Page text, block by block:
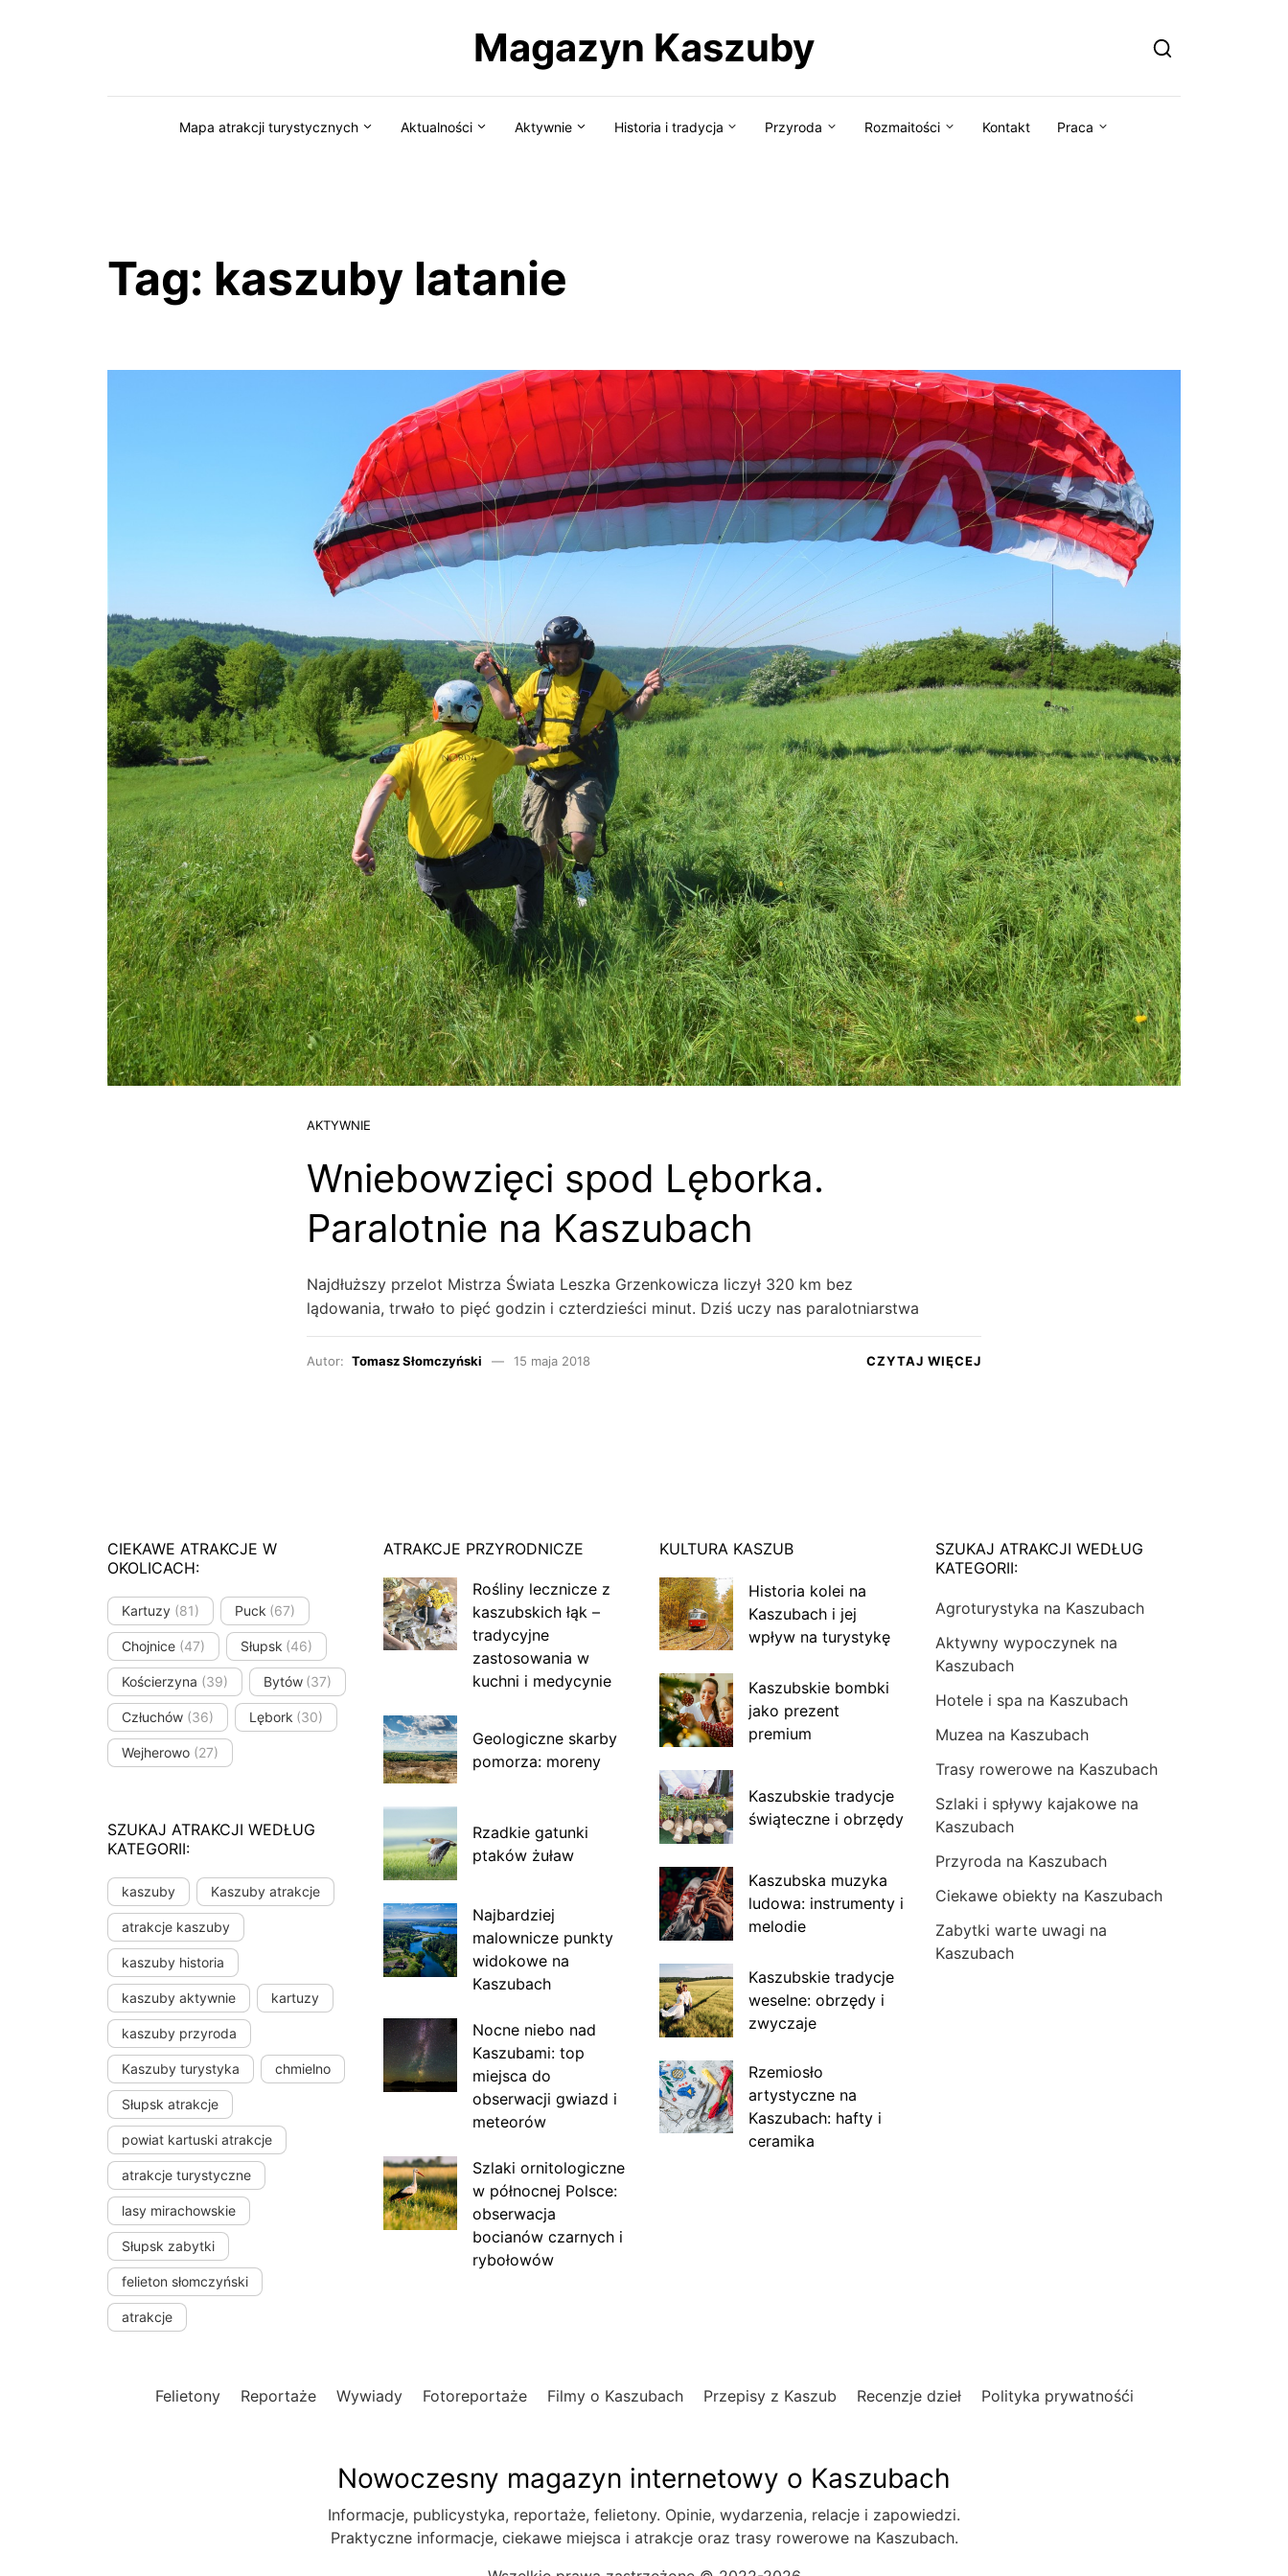
Magazyn Kaszuby
Mapa atrakcji turystycznych Aktualności Aktywnie Historia i tradycja Przyroda Rozmaitości Kontakt Praca
Tag: kaszuby latanie
AKTYWNIE
Wniebowzięci spod Lęborka.
Paralotnie na Kaszubach
Najdłuższy przelot Mistrza Świata Leszka Grzenkowicza liczył 320 km bez
lądowania, trwało to pięć godzin i czterdzieści minut. Dziś uczy nas paralotniarstwa
Autor: Tomasz Słomczyński 15 maja 2018 CZYTAJ WIĘCEJ
CIEKAWE ATRAKCJE W
OKOLICACH:
Kartuzy (81) Puck (67)
Chojnice (47) Słupsk (46)
Kościerzyna (39) Bytów (37)
Człuchów (36) Lębork (30)
Wejherowo (27)
SZUKAJ ATRAKCJI WEDŁUG
KATEGORII:
kaszuby Kaszuby atrakcje
atrakcje kaszuby
kaszuby historia
kaszuby aktywnie kartuzy
kaszuby przyroda
Kaszuby turystyka chmielno
Słupsk atrakcje
powiat kartuski atrakcje
atrakcje turystyczne
lasy mirachowskie
Słupsk zabytki
felieton słomczyński
atrakcje
ATRAKCJE PRZYRODNICZE
Rośliny lecznicze z
kaszubskich łąk –
tradycyjne
zastosowania w
kuchni i medycynie
Geologiczne skarby
pomorza: moreny
Rzadkie gatunki
ptaków żuław
Najbardziej
malownicze punkty
widokowe na
Kaszubach
Nocne niebo nad
Kaszubami: top
miejsca do
obserwacji gwiazd i
meteorów
Szlaki ornitologiczne
w północnej Polsce:
obserwacja
bocianów czarnych i
rybołowów
KULTURA KASZUB
Historia kolei na
Kaszubach i jej
wpływ na turystykę
Kaszubskie bombki
jako prezent
premium
Kaszubskie tradycje
świąteczne i obrzędy
Kaszubska muzyka
ludowa: instrumenty i
melodie
Kaszubskie tradycje
weselne: obrzędy i
zwyczaje
Rzemiosło
artystyczne na
Kaszubach: hafty i
ceramika
SZUKAJ ATRAKCJI WEDŁUG
KATEGORII:
Agroturystyka na Kaszubach
Aktywny wypoczynek na
Kaszubach
Hotele i spa na Kaszubach
Muzea na Kaszubach
Trasy rowerowe na Kaszubach
Szlaki i spływy kajakowe na
Kaszubach
Przyroda na Kaszubach
Ciekawe obiekty na Kaszubach
Zabytki warte uwagi na
Kaszubach
Felietony Reportaże Wywiady Fotoreportaże Filmy o Kaszubach Przepisy z Kaszub Recenzje dzieł Polityka prywatnośći
Nowoczesny magazyn internetowy o Kaszubach
Informacje, publicystyka, reportaże, felietony. Opinie, wydarzenia, relacje i zapowiedzi.
Praktyczne informacje, ciekawe miejsca i atrakcje oraz trasy rowerowe na Kaszubach.